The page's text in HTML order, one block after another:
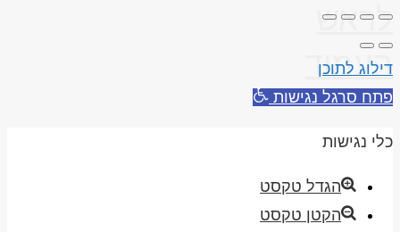
לראש
העמוד
דילוג לתוכן
פתח סרגל נגישות
כלי נגישות
הגדל טקסט
הקטן טקסט